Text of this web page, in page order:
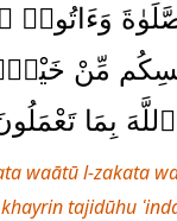
وَءَاتُوا۟
مِّنْ
بِمَا
waātū l-zakata
tajidūhu